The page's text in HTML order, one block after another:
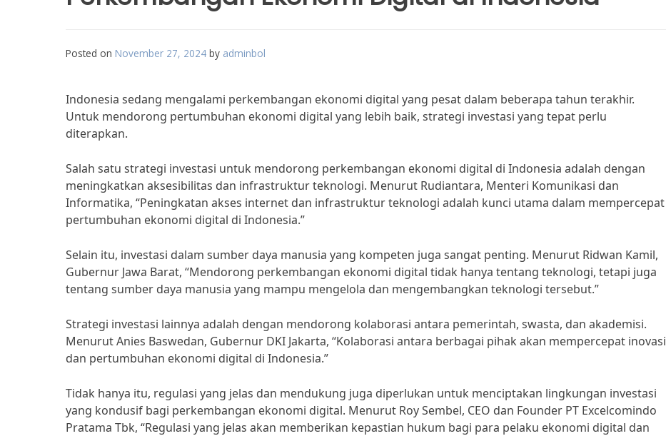
Posted on November 27, 2024 by adminbol
Indonesia sedang mengalami perkembangan ekonomi digital yang pesat dalam beberapa tahun terakhir.
Untuk mendorong pertumbuhan ekonomi digital yang lebih baik, strategi investasi yang tepat perlu
diterapkan.
Salah satu strategi investasi untuk mendorong perkembangan ekonomi digital di Indonesia adalah dengan
meningkatkan aksesibilitas dan infrastruktur teknologi. Menurut Rudiantara, Menteri Komunikasi dan
Informatika, “Peningkatan akses internet dan infrastruktur teknologi adalah kunci utama dalam mempercepat
pertumbuhan ekonomi digital di Indonesia.”
Selain itu, investasi dalam sumber daya manusia yang kompeten juga sangat penting. Menurut Ridwan Kamil,
Gubernur Jawa Barat, “Mendorong perkembangan ekonomi digital tidak hanya tentang teknologi, tetapi juga
tentang sumber daya manusia yang mampu mengelola dan mengembangkan teknologi tersebut.”
Strategi investasi lainnya adalah dengan mendorong kolaborasi antara pemerintah, swasta, dan akademisi.
Menurut Anies Baswedan, Gubernur DKI Jakarta, “Kolaborasi antara berbagai pihak akan mempercepat inovasi
dan pertumbuhan ekonomi digital di Indonesia.”
Tidak hanya itu, regulasi yang jelas dan mendukung juga diperlukan untuk menciptakan lingkungan investasi
yang kondusif bagi perkembangan ekonomi digital. Menurut Roy Sembel, CEO dan Founder PT Excelcomindo
Pratama Tbk, “Regulasi yang jelas akan memberikan kepastian hukum bagi para pelaku ekonomi digital dan